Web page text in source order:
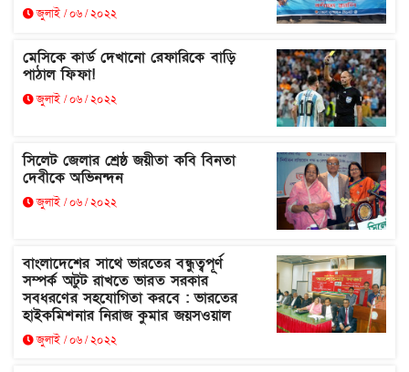
জুলাই / ০৬ / ২০২২
মেসিকে কার্ড দেখানো রেফারিকে বাড়ি
পাঠাল ফিফা!
জুলাই / ০৬ / ২০২২
সিলেট জেলার শ্রেষ্ঠ জয়ীতা কবি বিনতা
দেবীকে অভিনন্দন
জুলাই / ০৬ / ২০২২
বাংলাদেশের সাথে ভারতের বন্ধুত্বপূর্ণ
সম্পর্ক অটুট রাখতে ভারত সরকার
সবধরণের সহযোগিতা করবে : ভারতের
হাইকমিশনার নিরাজ কুমার জয়সওয়াল
জুলাই / ০৬ / ২০২২